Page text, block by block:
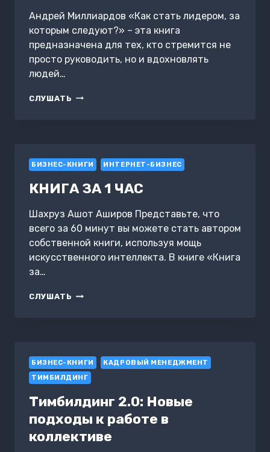
Андрей Миллиардов «Как стать лидером, за
которым следуют?» – эта книга
предназначена для тех, кто стремится не
просто руководить, но и вдохновлять
людей…
СЛУШАТЬ КАК
БИЗНЕС-КНИГИ ИНТЕРНЕТ-БИЗНЕС
КНИГА ЗА 1 ЧАС
Шахруз Ашот Аширов Представьте, что
всего за 60 минут вы можете стать автором
собственной книги, используя мощь
искусственного интеллекта. В книге «Книга
за…
СЛУШАТЬ КНИГА
БИЗНЕС-КНИГИ
КАДРОВЫЙ МЕНЕДЖМЕНТ
ТИМБИЛДИНГ
Тимбилдинг 2.0: Новые
подходы к работе в
коллективе